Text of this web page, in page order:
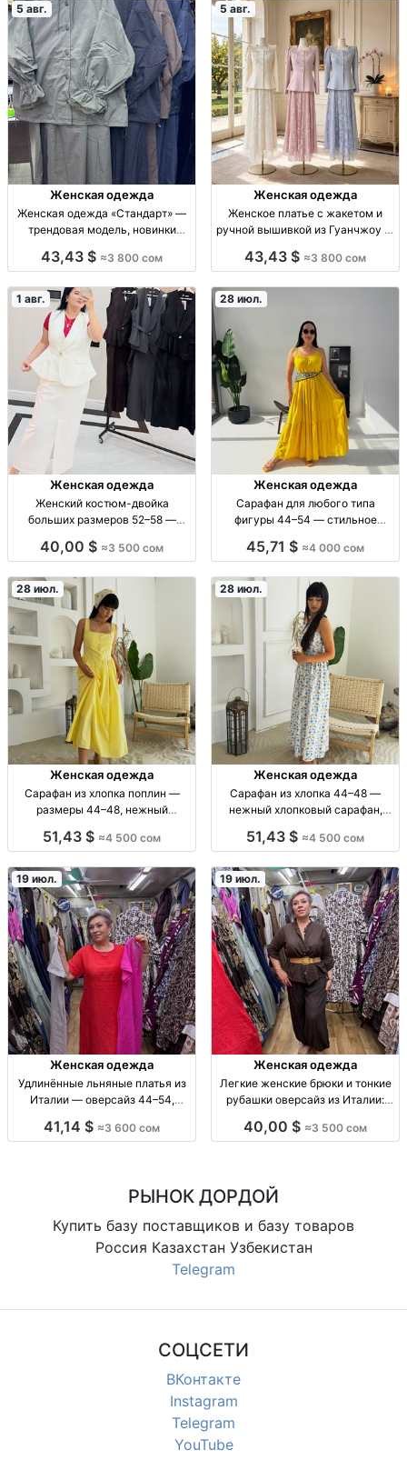
5 авг.
Женская одежда
Женская одежда «Стандарт» —
трендовая модель, новинки
«Стандарт», тренд. модель,
Дордой
43,43 $ ≈3 800 сом
5 авг.
Женская одежда
Женское платье с жакетом и
ручной вышивкой из Гуанчжоу —
платье + жакет с ручн.
43,43 $ ≈3 800 сом
1 авг.
Женская одежда
Женский костюм-двойка
больших размеров 52–58 —
костюм-двойка, р-р 52–58, опт/
40,00 $ ≈3 500 сом
28 июл.
Женская одежда
Сарафан для любого типа
фигуры 44–54 — стильное
Сарафан женский без рукавов,
типа фигуры. Размеры 44–54.
Стиль casual,
45,71 $ ≈4 000 сом
28 июл.
Женская одежда
Сарафан из хлопка поплин —
размеры 44–48, нежный
случай сарафан; поплин (хлопок);
натуральная ткань; лёгкий крой
51,43 $ ≈4 500 сом
28 июл.
Женская одежда
Сарафан из хлопка 44–48 —
нежный хлопковый сарафан,
женский, хлопок (коттон) 🌿;
48; стиль: casual/лето; посадка:
51,43 $ ≈4 500 сом
19 июл.
Женская одежда
Удлинённые льняные платья из
Италии — оверсайз 44–54,
синий, молочный Платье удлин.
41,14 $ ≈3 600 сом
19 июл.
Женская одежда
Легкие женские брюки и тонкие
рубашки оверсайз из Италии:
женские оверсайз (44–54),
40,00 $ ≈3 500 сом
РЫНОК ДОРДОЙ
Купить базу поставщиков и базу товаров
Россия Казахстан Узбекистан
Telegram
СОЦСЕТИ
ВКонтакте
Instagram
Telegram
YouTube